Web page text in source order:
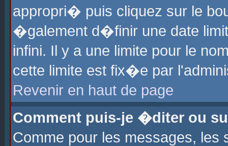
appropri� puis cliquez sur le
�galement d�finir une date
infini. Il y a une limite pour le
cette limite est fix�e par
Revenir en haut de page
Comment puis-je �diter ou
Comme pour les messages,